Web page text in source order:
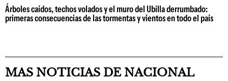
Árboles caídos, techos volados y el muro del Ubilla derrumbado:
primeras consecuencias de las tormentas y vientos en todo el país
MAS NOTICIAS DE NACIONAL